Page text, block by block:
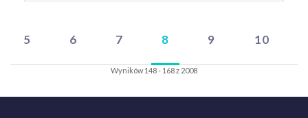
5 6 7 8 9 10
Wyników 148 - 168 z 2008